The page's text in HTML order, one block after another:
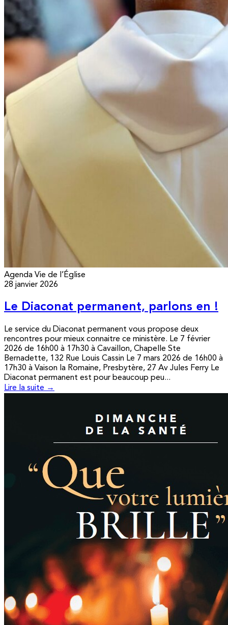
Agenda Vie de l’Église
28 janvier 2026
Le Diaconat permanent, parlons en !
Le service du Diaconat permanent vous propose deux
rencontres pour mieux connaitre ce ministère. Le 7 février
2026 de 16h00 à 17h30 à Cavaillon, Chapelle Ste
Bernadette, 132 Rue Louis Cassin Le 7 mars 2026 de 16h00 à
17h30 à Vaison la Romaine, Presbytère, 27 Av Jules Ferry Le
Diaconat permanent est pour beaucoup peu...
Lire la suite →